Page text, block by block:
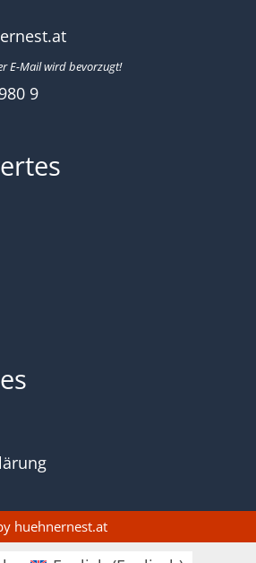
E-Mail wird bevorzugt!
9
huehnernest.at